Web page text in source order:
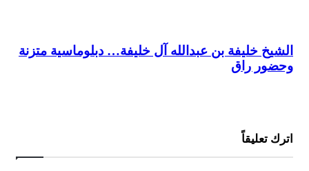
الشيخ خليفة بن عبدالله آل خليفة… دبلوماسية متزنة
وحضور راق
اترك تعليقاً